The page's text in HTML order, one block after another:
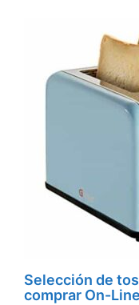
Selección de
comprar On-Line